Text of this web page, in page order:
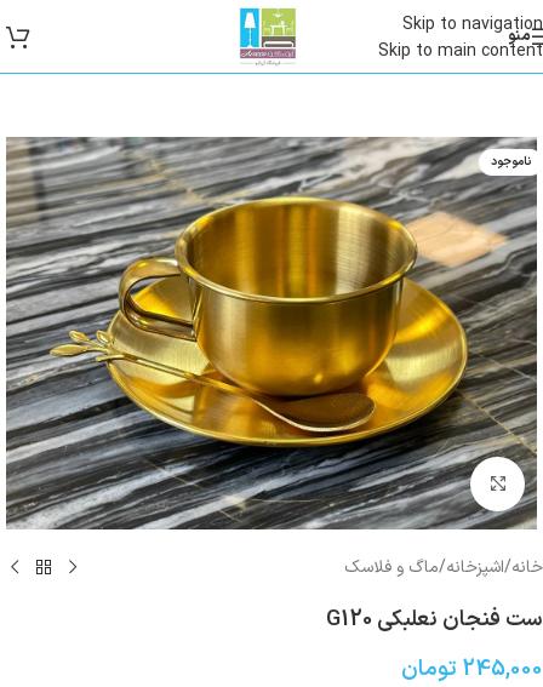
Skip to navigation
Skip to main content
منو
ناموجود
بزرگنمایی تصویر
خانه/اشپزخانه/ماگ و فلاسک
ست فنجان نعلبکی G120
245,000 تومان